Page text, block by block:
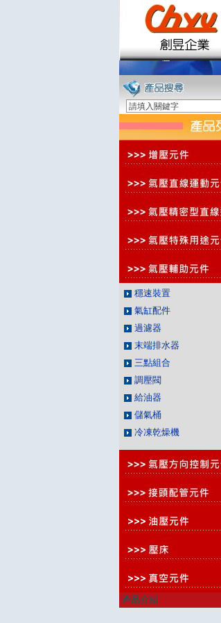
穩速裝置
氣缸配件
過濾器
末端排水器
三點組合
調壓閥
給油器
儲氣桶
冷凍乾燥機
產品介紹